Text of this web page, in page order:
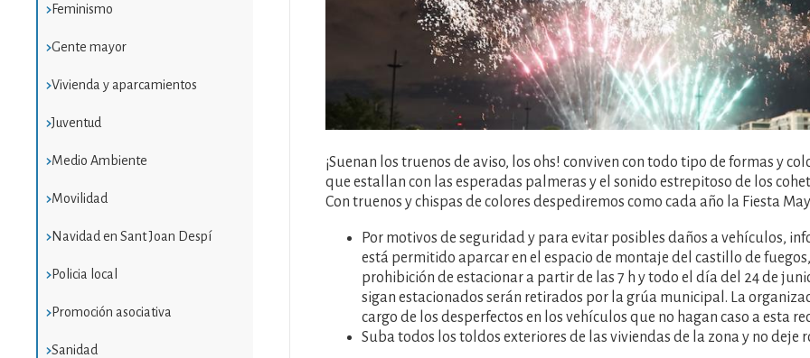
Feminismo
Gente mayor
Vivienda y aparcamientos
Juventud
Medio Ambiente
Movilidad
Navidad en Sant Joan Despí
Policia local
Promoción asociativa
Sanidad
¡Suenan los truenos de aviso, los ohs! conviven con todo tipo de formas y
que estallan con las esperadas palmeras y el sonido estrepitoso de los
Con truenos y chispas de colores despediremos como cada año la Fiesta
Por motivos de seguridad y para evitar posibles daños a vehículos,
está permitido aparcar en el espacio de montaje del castillo de
prohibición de estacionar a partir de las 7 h y todo el día del 24 de
sigan estacionados serán retirados por la grúa municipal. La
cargo de los desperfectos en los vehículos que no hagan caso a esta
Suba todos los toldos exteriores de las viviendas de la zona y no deje